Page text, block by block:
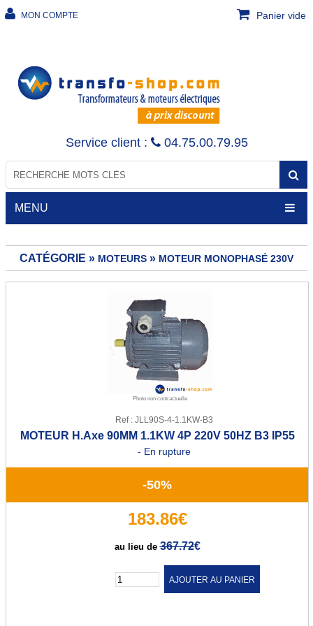
MON COMPTE
Service client : 04.75.00.79.95
MENU
TRANSFORMATEURS
Transfo de sécurité 12 ou 24 V
Transfo de sécurité 24 ou 48 V
Transfo d'isolement
Transfo d'isolement 230V
Transfo pour circuit imprimé
Transfo torique d'éclairage
Transfo d'enseigne néon
CATÉGORIE » MOTEURS » MOTEUR MONOPHASÉ 230V
Photo non contractuelle
Ref : JLL90S-4-1.1KW-B3
MOTEUR H.Axe 90MM 1.1KW 4P 220V 50HZ B3 IP55
- En rupture
-50%
183.86€
au lieu de 367.72€
Panier vide